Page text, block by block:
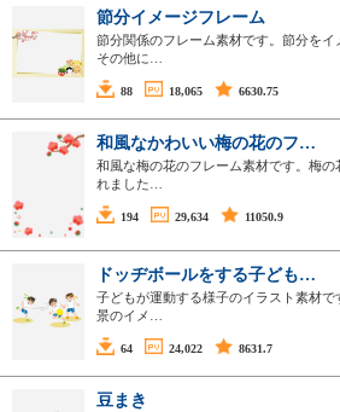
節分イメージフレーム
節分関係のフレーム素材です。節分をイ
その他に…
88 18,065 6630.75
和風なかわいい梅の花のフ…
和風な梅の花のフレーム素材です。梅の
れました…
194 29,634 11050.9
ドッヂボールをする子ども…
子どもが運動する様子のイラスト素材
景のイメ…
64 24,022 8631.7
豆まき